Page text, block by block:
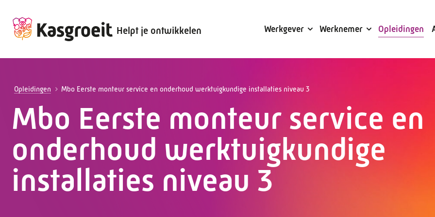
Helpt je ontwikkelen Werkgever
Alles voor de werkgever
Werknemer
Alles voor de werknemer
Opleidingen
Opleidingen Mbo Eerste monteur service en onderhoud werktuigkundige installaties niveau 3
Mbo Eerste monteur service en
onderhoud werktuigkundige
installaties niveau 3